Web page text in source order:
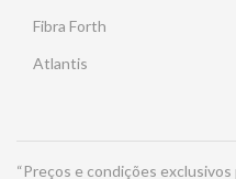
Fibra Forth
Atlantis
“Preços e condições